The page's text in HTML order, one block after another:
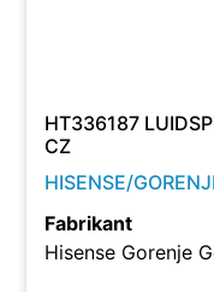
HT336187
CZ
HISENSE/
Fabrikant
Hisense Gorenje